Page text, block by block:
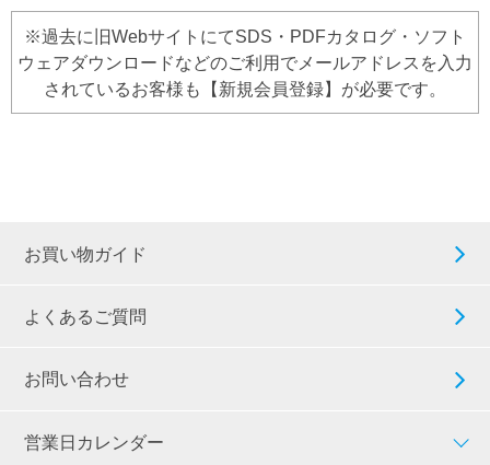
※過去に旧WebサイトにてSDS・PDFカタログ・ソフト
ウェアダウンロードなどのご利用でメールアドレスを入力
されているお客様も【新規会員登録】が必要です。
お買い物ガイド
よくあるご質問
お問い合わせ
営業日カレンダー